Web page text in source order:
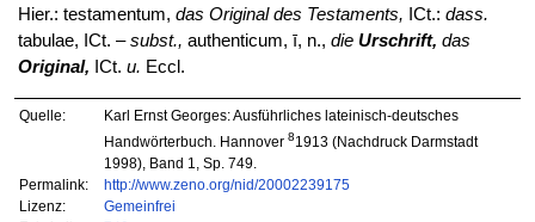
Hier.: testamentum, das Original des Testaments, ICt.: dass.
tabulae, ICt. –subst., authenticum, ī, n., die Urschrift, das
Original, ICt. u. Eccl.
Quelle:
Karl Ernst Georges: Ausführliches lateinisch-deutsches
Handwörterbuch. Hannover 81913 (Nachdruck Darmstadt
1998), Band 1, Sp. 749.
Permalink:
http://www.zeno.org/nid/20002239175
Lizenz:
Gemeinfrei